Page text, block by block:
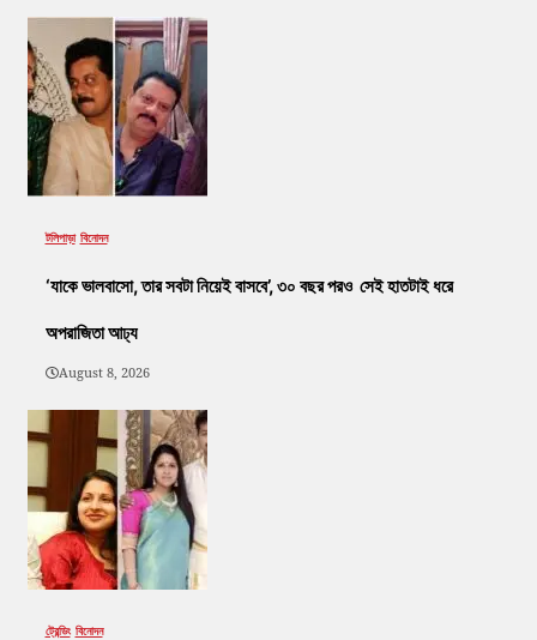
টলিপাড়া বিনোদন
‘যাকে ভালবাসো, তার সবটা নিয়েই বাসবে’, ৩০ বছর পরও সেই হাতটাই ধরে
অপরাজিতা আঢ্য
August 8, 2026
ট্রেন্ডিং বিনোদন